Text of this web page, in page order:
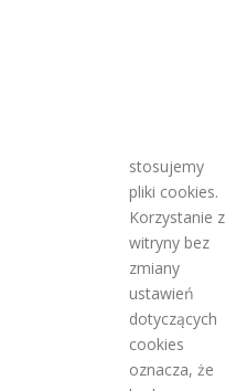
stosujemy
pliki cookies.
Korzystanie z
witryny bez
zmiany
ustawień
dotyczących
cookies
oznacza, że